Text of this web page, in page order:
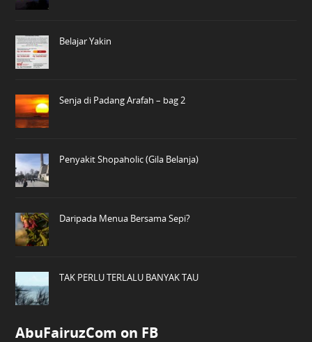
Belajar Yakin
Senja di Padang Arafah – bag 2
Penyakit Shopaholic (Gila Belanja)
Daripada Menua Bersama Sepi?
TAK PERLU TERLALU BANYAK TAU
AbuFairuzCom on FB